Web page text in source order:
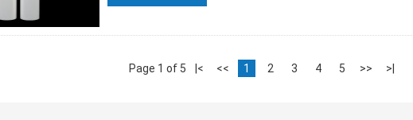
Page 1 of 5 |< << 1 2 3 4 5 >> >|